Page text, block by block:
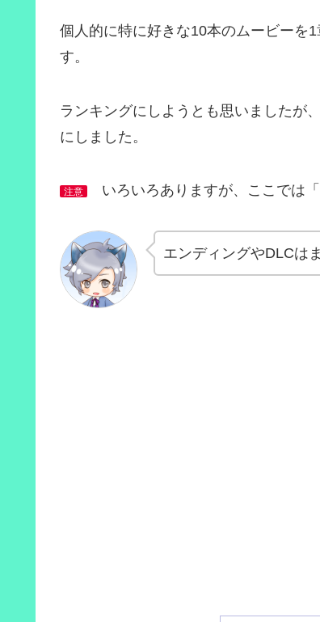
個人的に特に好きな10本のムービーを
す。
ランキングにしようとも思いましたが
にしました。
注意 いろいろありますが、ここでは
エンディングやDLCは